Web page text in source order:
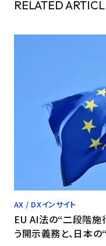
RELATED
AX / DXインサイト
EU AI法の“二段階
う開示義務と、日本